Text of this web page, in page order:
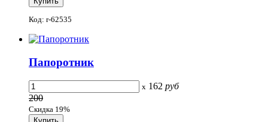
Код: r-62535
Папоротник
x 162 руб
200
Скидка 19%